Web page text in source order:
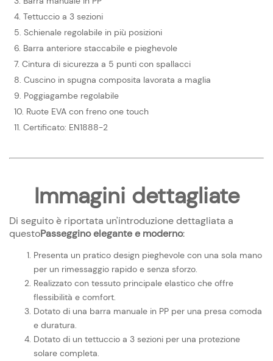
4. Tettuccio a 3 sezioni
5. Schienale regolabile in più posizioni
6. Barra anteriore staccabile e pieghevole
7. Cintura di sicurezza a 5 punti con spallacci
8. Cuscino in spugna composita lavorata a maglia
9. Poggiagambe regolabile
10. Ruote EVA con freno one touch
11. Certificato: EN1888-2
Immagini dettagliate
Di seguito è riportata un'introduzione dettagliata a
questoPasseggino elegante e moderno:
Presenta un pratico design pieghevole con una sola mano
per un rimessaggio rapido e senza sforzo.
Realizzato con tessuto principale elastico che offre
flessibilità e comfort.
Dotato di una barra manuale in PP per una presa comoda
e duratura.
Dotato di un tettuccio a 3 sezioni per una protezione
solare completa.